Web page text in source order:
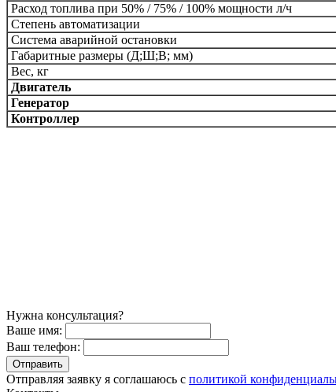
Расход топлива при 50% / 75% / 100% мощности л/ч
Степень автоматизации
Система аварийной остановки
Габаритные размеры (Д;Ш;В; мм)
Вес, кг
Двигатель
Генератор
Контроллер
Нужна консультация?
Ваше имя:
Ваш телефон:
Отправляя заявку я соглашаюсь с политикой